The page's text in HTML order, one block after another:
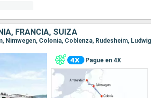
FRANCIA, SUIZA
Pague en 4X